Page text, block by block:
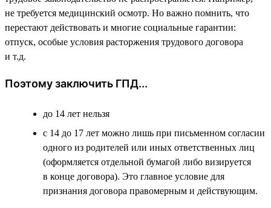
не требуется медицинский осмотр. Но важно помнить, что
перестают действовать и многие социальные гарантии:
отпуск, особые условия расторжения трудового договора
и т.д.
Поэтому заключить ГПД...
до 14 лет нельзя
с 14 до 17 лет можно лишь при письменном согласии
одного из родителей или иных ответственных лиц
(оформляется отдельной бумагой либо визируется
в конце договора). Это главное условие для
признания договора правомерным и действующим.